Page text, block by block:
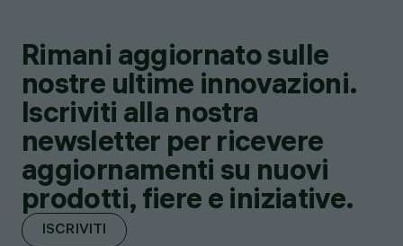
Rimani aggiornato sulle
nostre ultime innovazioni.
Iscriviti alla nostra
newsletter per ricevere
aggiornamenti su nuovi
prodotti, fiere e iniziative.
ISCRIVITI